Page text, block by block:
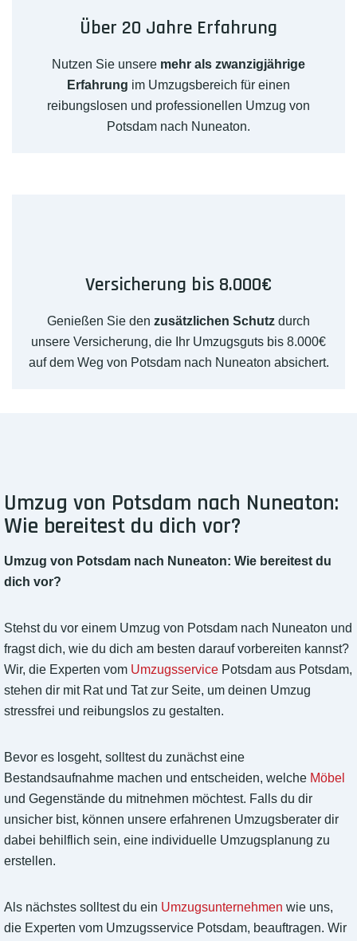
Über 20 Jahre Erfahrung
Nutzen Sie unsere mehr als zwanzigjährige
Erfahrung im Umzugsbereich für einen
reibungslosen und professionellen Umzug von
Potsdam nach Nuneaton.
Versicherung bis 8.000€
Genießen Sie den zusätzlichen Schutz durch
unsere Versicherung, die Ihr Umzugsguts bis 8.000€
auf dem Weg von Potsdam nach Nuneaton absichert.
Umzug von Potsdam nach Nuneaton:
Wie bereitest du dich vor?
Umzug von Potsdam nach Nuneaton: Wie bereitest du
dich vor?
Stehst du vor einem Umzug von Potsdam nach Nuneaton und
fragst dich, wie du dich am besten darauf vorbereiten kannst?
Wir, die Experten vom Umzugsservice Potsdam aus Potsdam,
stehen dir mit Rat und Tat zur Seite, um deinen Umzug
stressfrei und reibungslos zu gestalten.
Bevor es losgeht, solltest du zunächst eine
Bestandsaufnahme machen und entscheiden, welche Möbel
und Gegenstände du mitnehmen möchtest. Falls du dir
unsicher bist, können unsere erfahrenen Umzugsberater dir
dabei behilflich sein, eine individuelle Umzugsplanung zu
erstellen.
Als nächstes solltest du ein Umzugsunternehmen wie uns,
die Experten vom Umzugsservice Potsdam, beauftragen. Wir